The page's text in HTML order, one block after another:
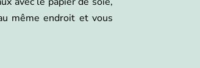
même endroit et vous